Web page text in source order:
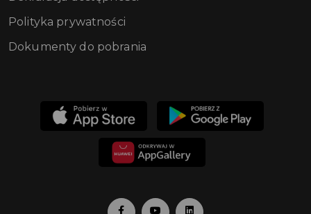
Polityka prywatności
Dokumenty do pobrania